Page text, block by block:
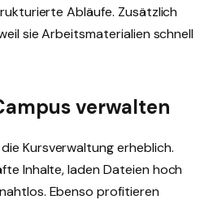
Abläufe. Zusätzlich
sie Arbeitsmaterialien schnell
verwalten
Kursverwaltung erheblich.
Inhalte, laden Dateien hoch
Ebenso profitieren